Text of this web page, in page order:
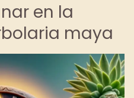
en la
maya